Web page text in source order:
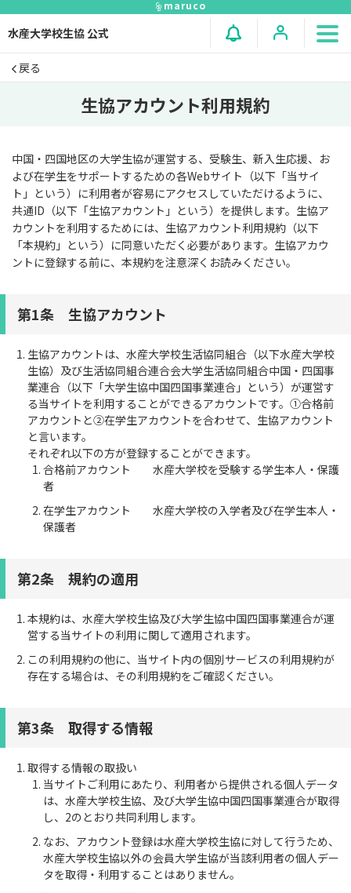
maruco
水産大学校生協 公式
戻る
生協アカウント利用規約
中国・四国地区の大学生協が運営する、受験生、新入生応援、お
よび在学生をサポートするための各Webサイト（以下「当サイ
ト」という）に利用者が容易にアクセスしていただけるように、
共通ID（以下「生協アカウント」という）を提供します。生協ア
カウントを利用するためには、生協アカウント利用規約（以下
「本規約」という）に同意いただく必要があります。生協アカウ
ントに登録する前に、本規約を注意深くお読みください。
第1条 生協アカウント
生協アカウントは、水産大学校生活協同組合（以下水産大学校
生協）及び生活協同組合連合会大学生活協同組合中国・四国事
業連合（以下「大学生協中国四国事業連合」という）が運営す
る当サイトを利用することができるアカウントです。①合格前
アカウントと②在学生アカウントを合わせて、生協アカウント
と言います。
それぞれ以下の方が登録することができます。
合格前アカウント 水産大学校を受験する学生本人・保護
者
在学生アカウント 水産大学校の入学者及び在学生本人・
保護者
第2条 規約の適用
本規約は、水産大学校生協及び大学生協中国四国事業連合が運
営する当サイトの利用に関して適用されます。
この利用規約の他に、当サイト内の個別サービスの利用規約が
存在する場合は、その利用規約をご確認ください。
第3条 取得する情報
取得する情報の取扱い
当サイトご利用にあたり、利用者から提供される個人データ
は、水産大学校生協、及び大学生協中国四国事業連合が取得
し、2のとおり共同利用します。
なお、アカウント登録は水産大学校生協に対して行うため、
水産大学校生協以外の会員大学生協が当該利用者の個人デー
タを取得・利用することはありません。